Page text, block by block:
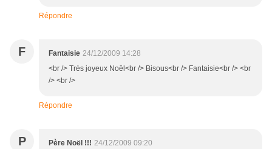
Répondre
F Fantaisie 24/12/2009 14:28
<br /> Très joyeux Noël<br /> Bisous<br /> Fantaisie<br /> <br
/> <br />
Répondre
P Père Noël !!! 24/12/2009 09:20